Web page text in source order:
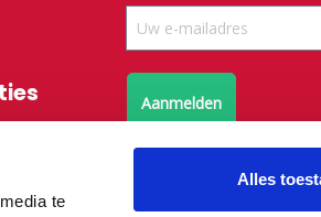
te
Alles
Aanmelden
Volg ons op X